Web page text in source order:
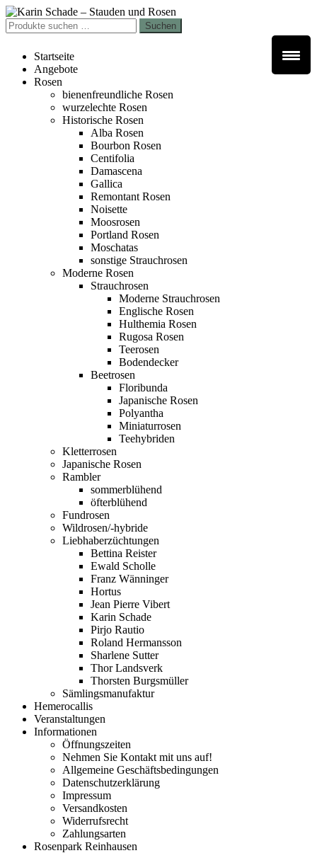
Zur
Navigation
springen
Zum
Inhalt
springen
Suchen
nach:
Suchen
Startseite
Angebote
Rosen
bienenfreundliche Rosen
wurzelechte Rosen
Historische Rosen
Alba Rosen
Bourbon Rosen
Centifolia
Damascena
Gallica
Remontant Rosen
Noisette
Moosrosen
Portland Rosen
Moschatas
sonstige Strauchrosen
Moderne Rosen
Strauchrosen
Moderne Strauchrosen
Englische Rosen
Hulthemia Rosen
Rugosa Rosen
Teerosen
Bodendecker
Beetrosen
Floribunda
Japanische Rosen
Polyantha
Miniaturrosen
Teehybriden
Kletterrosen
Japanische Rosen
Rambler
sommerblühend
öfterblühend
Fundrosen
Wildrosen/-hybride
Liebhaberzüchtungen
Bettina Reister
Ewald Scholle
Franz Wänninger
Hortus
Jean Pierre Vibert
Karin Schade
Pirjo Rautio
Roland Hermansson
Sharlene Sutter
Thor Landsverk
Thorsten Burgsmüller
Sämlingsmanufaktur
Hemerocallis
Veranstaltungen
Informationen
Öffnungszeiten
Nehmen Sie Kontakt mit uns auf!
Allgemeine Geschäftsbedingungen
Datenschutzerklärung
Impressum
Versandkosten
Widerrufsrecht
Zahlungsarten
Rosenpark Reinhausen